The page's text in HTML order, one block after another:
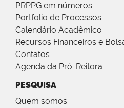
PRPPG em números
Portfolio de Processos
Calendário Acadêmico
Recursos Financeiros e
Contatos
Agenda da Pró-Reitora
PESQUISA
Quem somos